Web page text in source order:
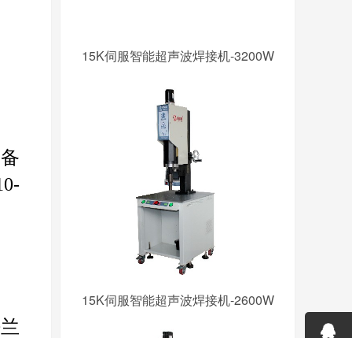
15K伺服智能超声波焊接机-3200W
15K伺服智能超声波焊接机-2600W